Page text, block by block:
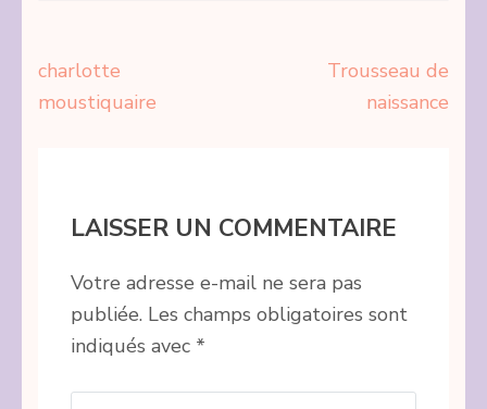
Navigation
de
charlotte
moustiquaire
Trousseau de
naissance
LAISSER UN COMMENTAIRE
Votre adresse e-mail ne sera pas
publiée. Les champs obligatoires sont
indiqués avec *